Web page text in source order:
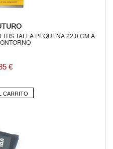
TALLA PEQUEÑA 22.0 CM A
€
CARRITO